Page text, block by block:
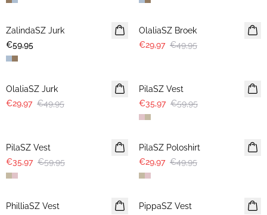
ZalindaSZ Jurk
€59,95
-40%
OlaliaSZ Broek
€29,97 €49,95
-40%
OlaliaSZ Jurk
€29,97 €49,95
PilaSZ Vest
€35,97 €59,95
PilaSZ Vest
€35,97 €59,95
-40%
PilaSZ Poloshirt
€29,97 €49,95
-40%
PhilliaSZ Vest
-40%
PippaSZ Vest